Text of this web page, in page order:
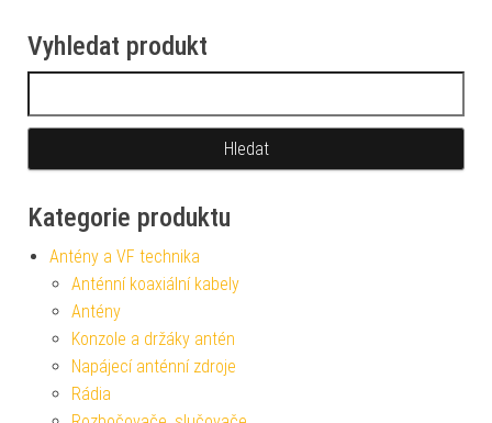
Vyhledat produkt
Kategorie produktu
Antény a VF technika
Anténní koaxiální kabely
Antény
Konzole a držáky antén
Napájecí anténní zdroje
Rádia